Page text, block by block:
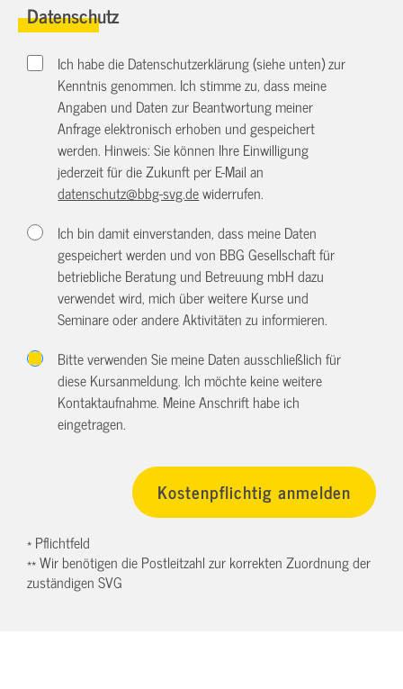
Datenschutz
Ich habe die Datenschutzerklärung (siehe unten) zur
Kenntnis genommen. Ich stimme zu, dass meine
Angaben und Daten zur Beantwortung meiner
Anfrage elektronisch erhoben und gespeichert
werden. Hinweis: Sie können Ihre Einwilligung
jederzeit für die Zukunft per E-Mail an
datenschutz@bbg-svg.dewiderrufen.
Ich bin damit einverstanden, dass meine Daten
gespeichert werden und von BBG Gesellschaft für
betriebliche Beratung und Betreuung mbH dazu
verwendet wird, mich über weitere Kurse und
Seminare oder andere Aktivitäten zu informieren.
Bitte verwenden Sie meine Daten ausschließlich für
diese Kursanmeldung. Ich möchte keine weitere
Kontaktaufnahme. Meine Anschrift habe ich
eingetragen.
* Pflichtfeld
** Wir benötigen die Postleitzahl zur korrekten Zuordnung der
zuständigen SVG